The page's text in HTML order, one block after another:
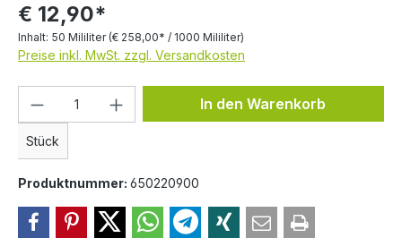
€ 12,90*
Inhalt: 50 Mililiter (€ 258,00* / 1000 Mililiter)
Preise inkl. MwSt. zzgl. Versandkosten
Produkt Anzahl: Gib den
Stück
In den Warenkorb
Produktnummer: 650220900